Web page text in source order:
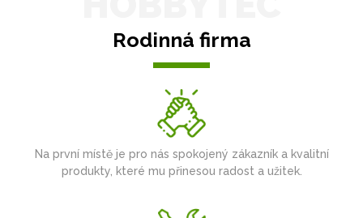
Rodinná firma
Na první místě je pro nás spokojený zákazník a kvalitní
produkty, které mu přinesou radost a užitek.